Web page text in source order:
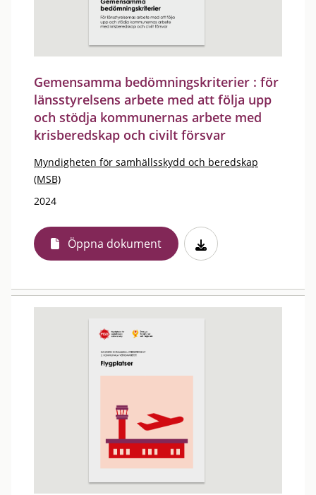
Gemensamma bedömningskriterier : för
länsstyrelsens arbete med att följa upp
och stödja kommunernas arbete med
krisberedskap och civilt försvar
Myndigheten för samhällsskydd och beredskap
(MSB)
2024
Öppna dokument